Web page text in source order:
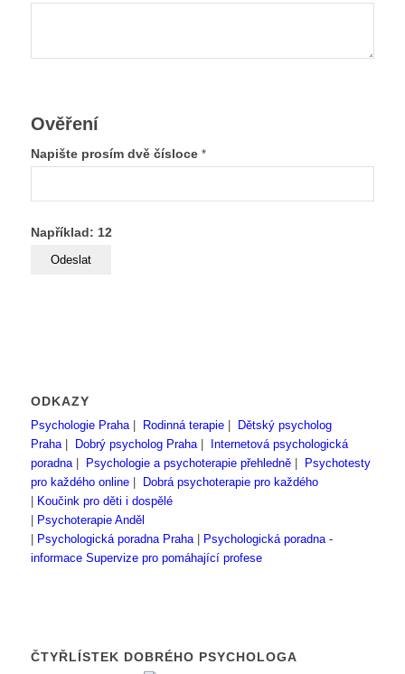
Ověření
Napište prosím dvě čísloce *
Například: 12
ODKAZY
Psychologie Praha| Rodinná terapie|
Dětský psycholog
Praha| Dobrý psycholog Praha|
Internetová psychologická
poradna| Psychologie a psychoterapie přehledně|
Psychotesty
pro každého online|
Dobrá psychoterapie pro každého
Koučink pro děti i dospělé
Psychoterapie Anděl
Psychologická poradna Praha|
Psychologická poradna -
informace Supervize pro pomáhající profese
ČTYŘLÍSTEK DOBRÉHO PSYCHOLOGA